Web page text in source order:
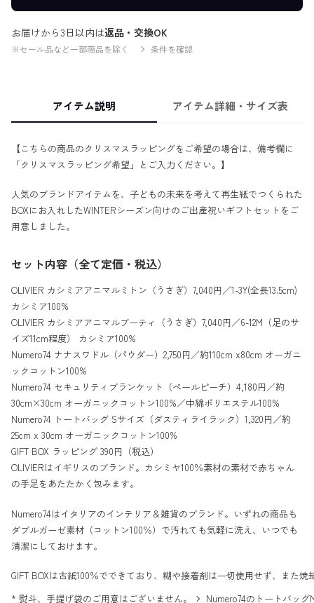
お届けから3日以内は返品・交換OK
※セール品など一部商品を除く 条件を確認
アイテム説明 アイテム詳細・サイズ表
【こちらの商品のクリスマスラッピングをご希望の場合は、備考欄に
「クリスマスラッピング希望」とご入力ください。】
人気のブランドアイテムを、子どもの未来を考えて再生紙でつくられた
BOXにお入れしたWINTERシーズン向けのご出産祝いギフトセットをご
用意しました。
セット内容（全て定価・税込）
OLIVIER カシミアアニマルミトン（うさぎ）7,040円／1-3Y(全長13.5cm)
カシミア100%
OLIVIER カシミアアニマルブーティ（うさぎ）7,040円／6-12M（足のサ
イズ11cm程度） カシミア100%
Numero74 ナナスワドル（パウダー）2,750円／約110cm x80cm オーガニ
ックコットン100%
Numero74 セキュリティブランケット（ペールピーチ）4,180円／約
30cm×30cm オーガニックコットン100%／中綿ポリエステル100%
Numero74 トートバッグ Sサイズ（ダスティライラック）1,320円／約
25cm x 30cm オーガニックコットン100%
GIFT BOX ラッピング 390円（税込）
OLIVIERはイギリスのブランド。カシミヤ100％素材の素材で赤ちゃん
の手足をあたたかく包みます。
Numero74はイタリアのインテリア＆雑貨のブランド。いずれの商品も
ダブルガーゼ素材（コットン100％）で汚れても気軽に洗え、いつでも
清潔にしておけます。
GIFT BOXは古紙100％でできており、糊や接着剤は一切使用せず、また
* 熨斗、手提げ袋のご用意はございません。
Numero74のトートバッグ